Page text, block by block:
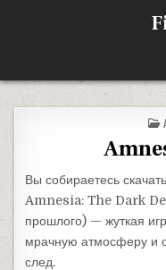
Вы собираетесь
Amnesia: The Dark
прошлого) — жуткая
мрачную атмосферу и
след.